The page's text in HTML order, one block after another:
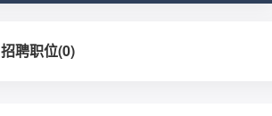
招聘职位(0)